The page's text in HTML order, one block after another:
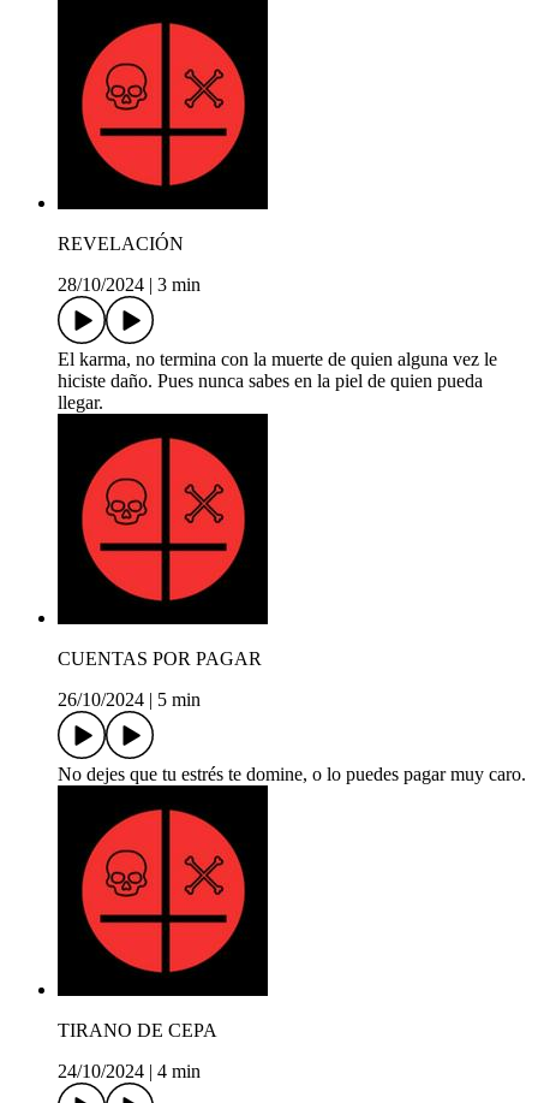
REVELACIÓN
28/10/2024
3 min
El karma, no termina con la muerte de quien alguna vez le
hiciste daño. Pues nunca sabes en la piel de quien pueda
llegar.
CUENTAS POR PAGAR
26/10/2024
5 min
No dejes que tu estrés te domine, o lo puedes pagar muy caro.
TIRANO DE CEPA
24/10/2024
4 min